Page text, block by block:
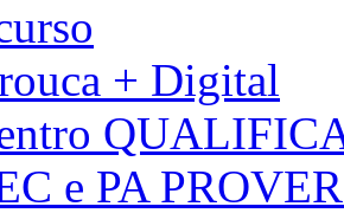
+ Digital
e PA